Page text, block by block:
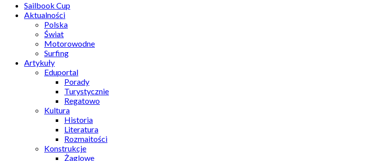
Sailbook Cup
Aktualności
Polska
Świat
Motorowodne
Surfing
Artykuły
Eduportal
Porady
Turystycznie
Regatowo
Kultura
Historia
Literatura
Rozmaitości
Konstrukcje
Żaglowe